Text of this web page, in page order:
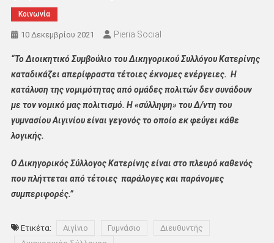
Κοινωνία
10 Δεκεμβρίου 2021 Pieria Social
“Το Διοικητικό Συμβούλιο του Δικηγορικού Συλλόγου Κατερίνης
καταδικάζει απερίφραστα τέτοιες έκνομες ενέργειες. Η
κατάλυση της νομιμότητας από ομάδες πολιτών δεν συνάδουν
με τον νομικό μας πολιτισμό. Η «σύλληψη» του Δ/ντη του
γυμνασίου Αιγινίου είναι γεγονός το οποίο εκ φεύγει κάθε
λογικής.
Ο Δικηγορικός Σύλλογος Κατερίνης είναι στο πλευρό καθενός
που πλήττεται από τέτοιες παράλογες και παράνομες
συμπεριφορές.”
Ετικέτα: Αιγίνιο Γυμνάσιο
Διευθυντής